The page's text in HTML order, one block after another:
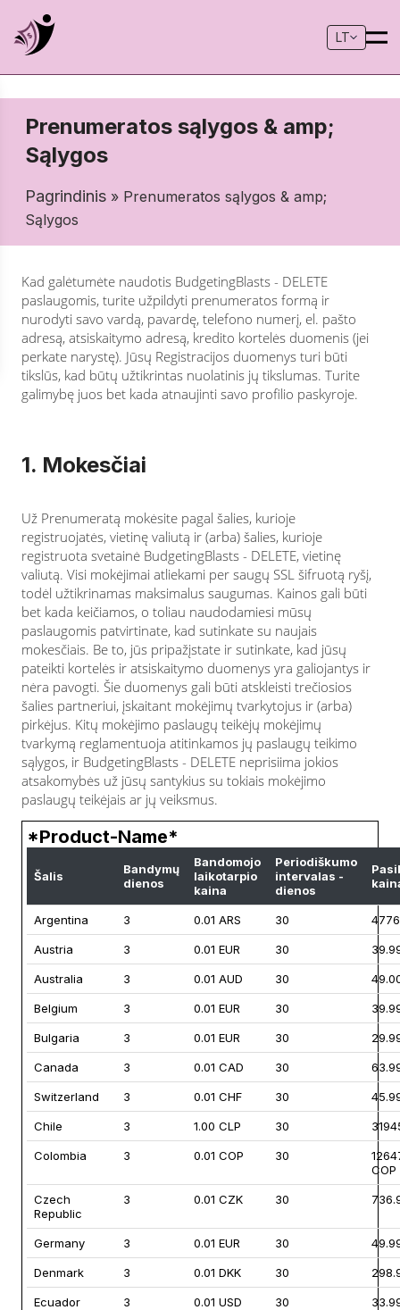
LT
Prenumeratos sąlygos & amp;
Sąlygos
Pagrindinis » Prenumeratos sąlygos & amp;
Sąlygos
Kad galėtumėte naudotis BudgetingBlasts - DELETE
paslaugomis, turite užpildyti prenumeratos formą ir
nurodyti savo vardą, pavardę, telefono numerį, el. pašto
adresą, atsiskaitymo adresą, kredito kortelės duomenis (jei
perkate narystę). Jūsų Registracijos duomenys turi būti
tikslūs, kad būtų užtikrintas nuolatinis jų tikslumas. Turite
galimybę juos bet kada atnaujinti savo profilio paskyroje.
1. Mokesčiai
Už Prenumeratą mokėsite pagal šalies, kurioje
registruojatės, vietinę valiutą ir (arba) šalies, kurioje
registruota svetainė BudgetingBlasts - DELETE, vietinę
valiutą. Visi mokėjimai atliekami per saugų SSL šifruotą ryšį,
todėl užtikrinamas maksimalus saugumas. Kainos gali būti
bet kada keičiamos, o toliau naudodamiesi mūsų
paslaugomis patvirtinate, kad sutinkate su naujais
mokesčiais. Be to, jūs pripažįstate ir sutinkate, kad jūsų
pateikti kortelės ir atsiskaitymo duomenys yra galiojantys ir
nėra pavogti. Šie duomenys gali būti atskleisti trečiosios
šalies partneriui, įskaitant mokėjimų tvarkytojus ir (arba)
pirkėjus. Kitų mokėjimo paslaugų teikėjų mokėjimų
tvarkymą reglamentuoja atitinkamos jų paslaugų teikimo
sąlygos, ir BudgetingBlasts - DELETE neprisiima jokios
atsakomybės už jūsų santykius su tokiais mokėjimo
paslaugų teikėjais ar jų veiksmus.
*Product-Name*
Šalis
Bandymų
dienos
Bandomojo
laikotarpio
kaina
Periodiškumo
intervalas -
dienos
Argentina 3 0.01 ARS 30
Austria 3 0.01 EUR 30
Australia 3 0.01 AUD 30
Belgium 3 0.01 EUR 30
Bulgaria 3 0.01 EUR 30
Canada 3 0.01 CAD 30
Switzerland 3 0.01 CHF 30
Chile 3 1.00 CLP 30
Colombia 3 0.01 COP 30
COP
Czech
Republic
3 0.01 CZK 30
Germany 3 0.01 EUR 30
Denmark 3 0.01 DKK 30
Ecuador 3 0.01 USD 30